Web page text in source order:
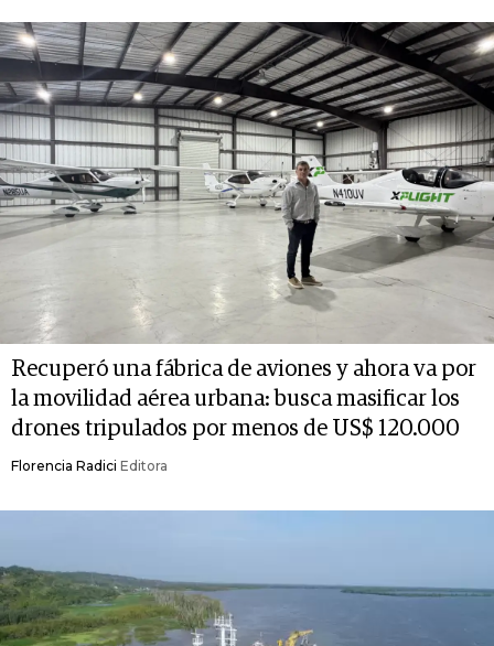
Recuperó una fábrica de aviones y ahora va por
la movilidad aérea urbana: busca masificar los
drones tripulados por menos de US$ 120.000
Florencia Radici Editora